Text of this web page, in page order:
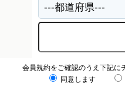
会員規約をご確認のうえ下記に
同意します